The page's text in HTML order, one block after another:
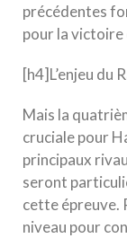
précédentes
pour la victoire
[h4]L’enjeu du
Mais la
cruciale pour
principaux
seront
cette épreuve.
niveau pour